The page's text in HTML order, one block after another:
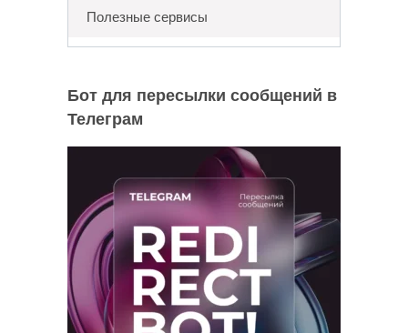
Полезные сервисы
Бот для пересылки сообщений в
Телеграм